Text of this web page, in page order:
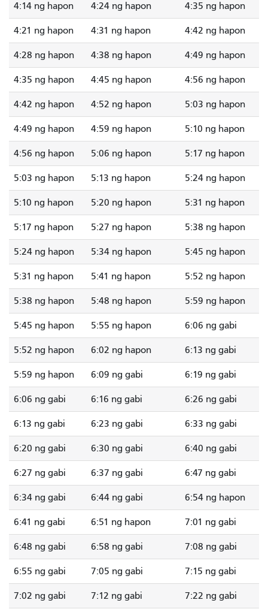
4:14 ng hapon 4:24 ng hapon 4:35 ng hapon
4:21 ng hapon 4:31 ng hapon 4:42 ng hapon
4:28 ng hapon 4:38 ng hapon 4:49 ng hapon
4:35 ng hapon 4:45 ng hapon 4:56 ng hapon
4:42 ng hapon 4:52 ng hapon 5:03 ng hapon
4:49 ng hapon 4:59 ng hapon 5:10 ng hapon
4:56 ng hapon 5:06 ng hapon 5:17 ng hapon
5:03 ng hapon 5:13 ng hapon 5:24 ng hapon
5:10 ng hapon 5:20 ng hapon 5:31 ng hapon
5:17 ng hapon 5:27 ng hapon 5:38 ng hapon
5:24 ng hapon 5:34 ng hapon 5:45 ng hapon
5:31 ng hapon 5:41 ng hapon 5:52 ng hapon
5:38 ng hapon 5:48 ng hapon 5:59 ng hapon
5:45 ng hapon 5:55 ng hapon 6:06 ng gabi
5:52 ng hapon 6:02 ng hapon 6:13 ng gabi
5:59 ng hapon 6:09 ng gabi 6:19 ng gabi
6:06 ng gabi 6:16 ng gabi 6:26 ng gabi
6:13 ng gabi 6:23 ng gabi 6:33 ng gabi
6:20 ng gabi 6:30 ng gabi 6:40 ng gabi
6:27 ng gabi 6:37 ng gabi 6:47 ng gabi
6:34 ng gabi 6:44 ng gabi 6:54 ng hapon
6:41 ng gabi 6:51 ng hapon 7:01 ng gabi
6:48 ng gabi 6:58 ng gabi 7:08 ng gabi
6:55 ng gabi 7:05 ng gabi 7:15 ng gabi
7:02 ng gabi 7:12 ng gabi 7:22 ng gabi